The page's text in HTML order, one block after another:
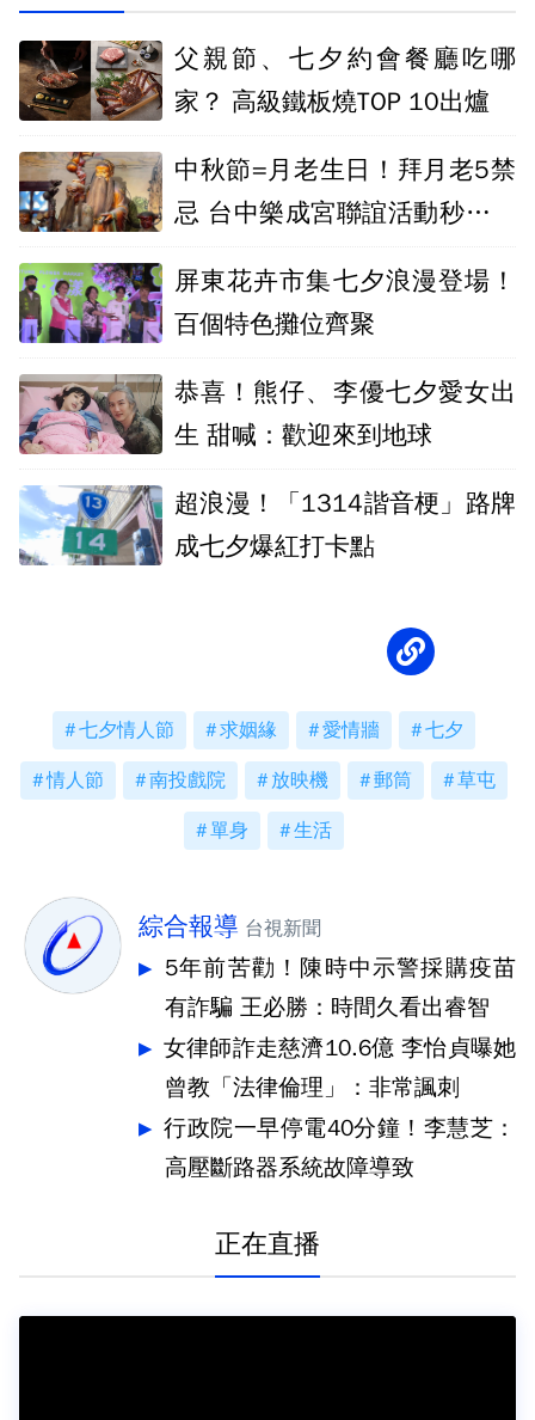
父親節、七夕約會餐廳吃哪
家？ 高級鐵板燒TOP 10出爐
中秋節=月老生日！拜月老5禁
忌 台中樂成宮聯誼活動秒殺額
屏東花卉市集七夕浪漫登場！
百個特色攤位齊聚
恭喜！熊仔、李優七夕愛女出
生 甜喊：歡迎來到地球
超浪漫！「1314諧音梗」路牌
成七夕爆紅打卡點
七夕情人節 求姻緣 愛情牆 七夕
情人節 南投戲院 放映機 郵筒 草屯
單身 生活
綜合報導 台視新聞
5年前苦勸！陳時中示警採購疫苗
有詐騙 王必勝：時間久看出睿智
女律師詐走慈濟10.6億 李怡貞曝她
曾教「法律倫理」：非常諷刺
行政院一早停電40分鐘！李慧芝：
高壓斷路器系統故障導致
正在直播